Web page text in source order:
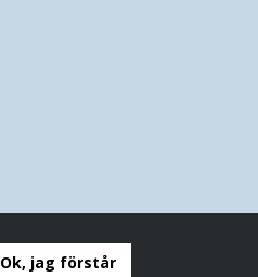
Ok, jag förstår